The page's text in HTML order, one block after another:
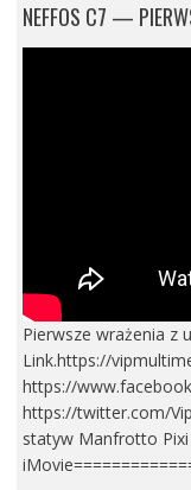
NEFFOS C7 —
Pierwsze wrażenia z
Link.https://
https://
https://twitter.com/
statyw Manfrotto